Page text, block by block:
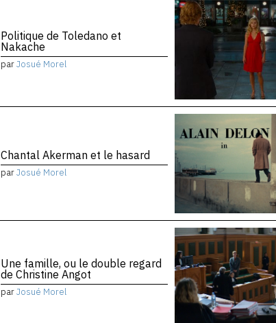
Politique de Toledano et
Nakache
parJosué Morel
Chantal Akerman et le hasard
parJosué Morel
Une famille, ou le double regard
de Christine Angot
parJosué Morel